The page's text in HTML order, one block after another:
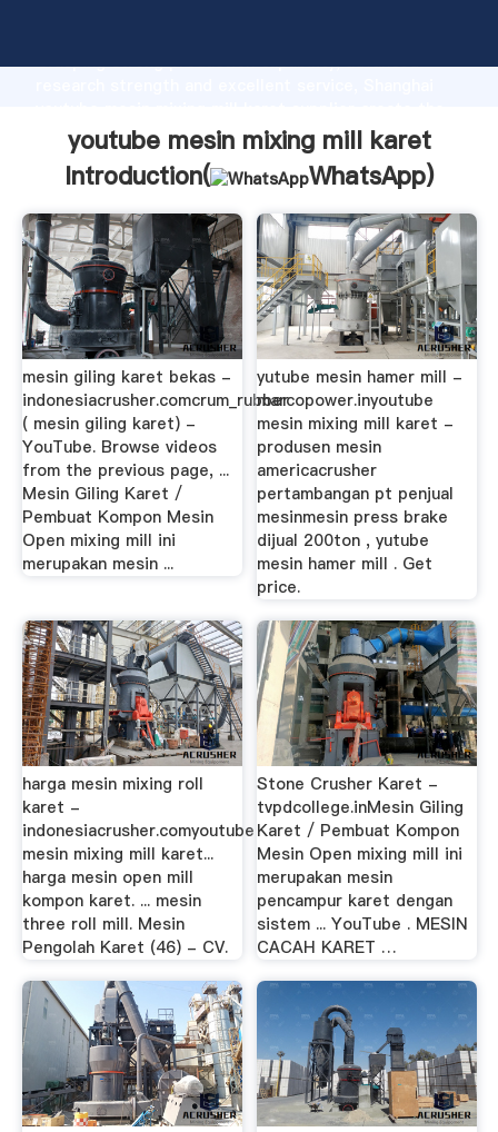
Grasping strong production capability, advanced
value and bring values to all of customers.
youtube mesin mixing mill karet
Introduction(
WhatsApp)
mesin giling karet bekas -
indonesiacrusher.comcrum_rubber
( mesin giling karet) -
YouTube. Browse videos
from the previous page, ...
Mesin Giling Karet /
Pembuat Kompon Mesin
Open mixing mill ini
merupakan mesin ...
yutube mesin hamer mill -
marcopower.inyoutube
mesin mixing mill karet -
produsen mesin
americacrusher
pertambangan pt penjual
mesinmesin press brake
dijual 200ton , yutube
mesin hamer mill . Get
price.
harga mesin mixing roll
karet -
indonesiacrusher.comyoutube
mesin mixing mill karet...
harga mesin open mill
kompon karet. ... mesin
three roll mill. Mesin
Pengolah Karet (46) - CV.
Stone Crusher Karet -
tvpdcollege.inMesin Giling
Karet / Pembuat Kompon
Mesin Open mixing mill ini
merupakan mesin
pencampur karet dengan
sistem ... YouTube . MESIN
CACAH KARET …